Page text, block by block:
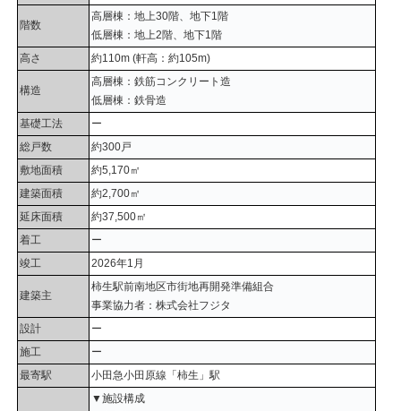
階数
高層棟：地上30階、地下1階
低層棟：地上2階、地下1階
高さ
約110m (軒高：約105m)
構造
高層棟：鉄筋コンクリート造
低層棟：鉄骨造
基礎工法
ー
総戸数
約300戸
敷地面積
約5,170㎡
建築面積
約2,700㎡
延床面積
約37,500㎡
着工
ー
竣工
2026年1月
建築主
柿生駅前南地区市街地再開発準備組合
事業協力者：株式会社フジタ
設計
ー
施工
ー
最寄駅
小田急小田原線「柿生」駅
▼施設構成